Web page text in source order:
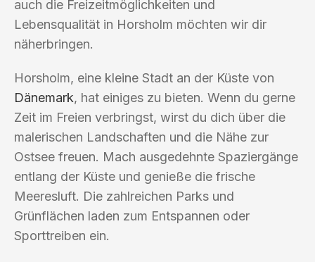
auch die Freizeitmöglichkeiten und
Lebensqualität in Horsholm möchten wir dir
näherbringen.
Horsholm, eine kleine Stadt an der Küste von
Dänemark, hat einiges zu bieten. Wenn du gerne
Zeit im Freien verbringst, wirst du dich über die
malerischen Landschaften und die Nähe zur
Ostsee freuen. Mach ausgedehnte Spaziergänge
entlang der Küste und genieße die frische
Meeresluft. Die zahlreichen Parks und
Grünflächen laden zum Entspannen oder
Sporttreiben ein.